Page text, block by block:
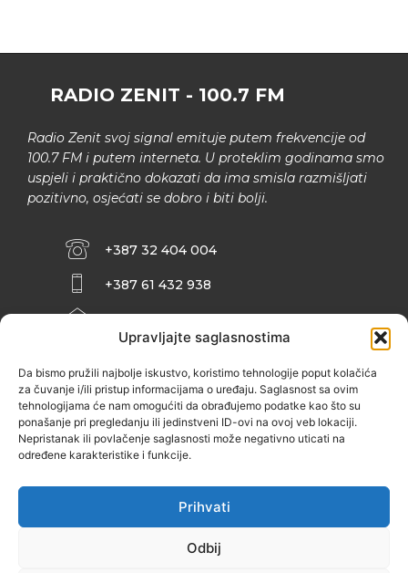
Upravljajte saglasnostima
Da bismo pružili najbolje iskustvo, koristimo tehnologije poput kolačića
za čuvanje i/ili pristup informacijama o uređaju. Saglasnost sa ovim
tehnologijama će nam omogućiti da obrađujemo podatke kao što su
ponašanje pri pregledanju ili jedinstveni ID-ovi na ovoj veb lokaciji.
Nepristanak ili povlačenje saglasnosti može negativno uticati na
određene karakteristike i funkcije.
Prihvati
Odbij
RADIO ZENIT - 100.7 FM
Radio Zenit svoj signal emituje putem frekvencije od
100.7 FM i putem interneta. U proteklim godinama smo
uspjeli i praktično dokazati da ima smisla razmišljati
pozitivno, osjećati se dobro i biti bolji.
+387 32 404 004
+387 61 432 938
INFO@ZENIT.BA
ZENIČANKA, 3. SPRAT), 72000 ZENICA